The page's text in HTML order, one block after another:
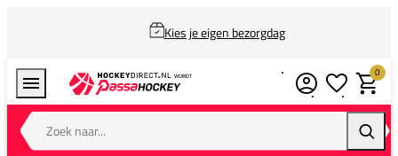
Kies je eigen bezorgdag
Zoek naar...
0